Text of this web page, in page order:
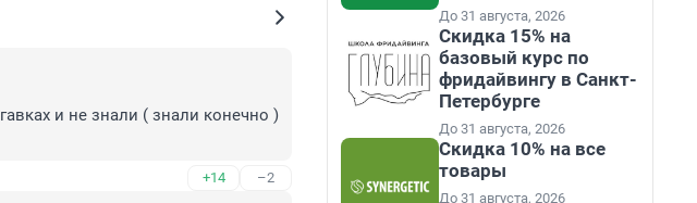
и не знали ( знали конечно )
+14 –2
До 31 августа, 2026
Скидка 15% на
базовый курс по
фридайвингу в Санкт-
Петербурге
До 31 августа, 2026
Скидка 10% на все
товары
До 31 августа, 2026